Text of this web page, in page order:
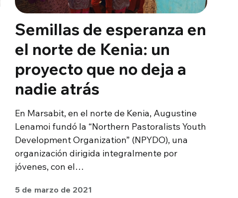
Semillas de esperanza en
el norte de Kenia: un
proyecto que no deja a
nadie atrás
En Marsabit, en el norte de Kenia, Augustine
Lenamoi fundó la “Northern Pastoralists Youth
Development Organization” (NPYDO), una
organización dirigida integralmente por
jóvenes, con el…
5 de marzo de 2021